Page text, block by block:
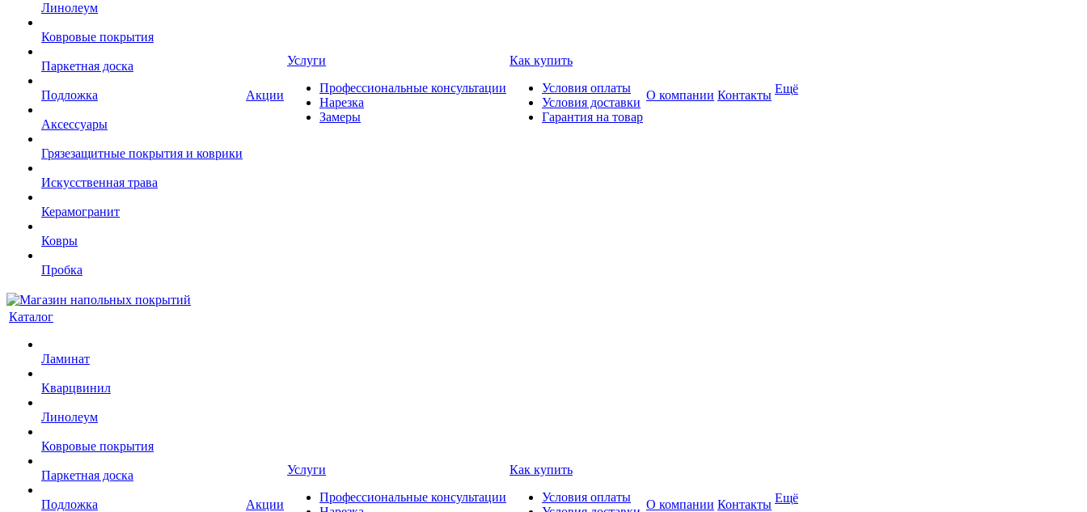
Линолеум
Ковровые покрытия
Паркетная доска
Подложка
Аксессуары
Грязезащитные покрытия и коврики
Искусственная трава
Керамогранит
Ковры
Пробка
Акции
Услуги
Профессиональные консультации
Нарезка
Замеры
Как купить
Условия оплаты
Условия доставки
Гарантия на товар
О компании Контакты Ещё
Каталог
Ламинат
Кварцвинил
Линолеум
Ковровые покрытия
Паркетная доска
Подложка Акции
Услуги
Профессиональные консультации
Как купить
Условия оплаты
О компании Контакты Ещё